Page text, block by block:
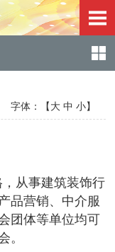
体：【 大 中 小】
从事建筑装饰行
品营销、中介服
团体等单位均可
。